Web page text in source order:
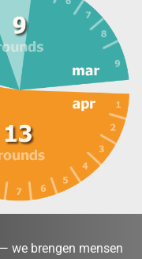
we brengen mensen